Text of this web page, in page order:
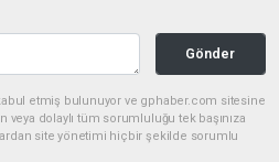
Gönder
etmiş bulunuyor ve gphaber.com sitesine
veya dolaylı tüm sorumluluğu tek başınıza
site yönetimi hiçbir şekilde sorumlu